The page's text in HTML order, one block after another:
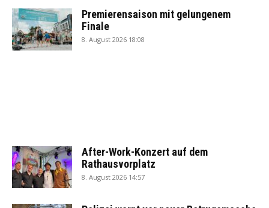
Premierensaison mit gelungenem
Finale
8. August 2026 18:08
After-Work-Konzert auf dem
Rathausvorplatz
8. August 2026 14:57